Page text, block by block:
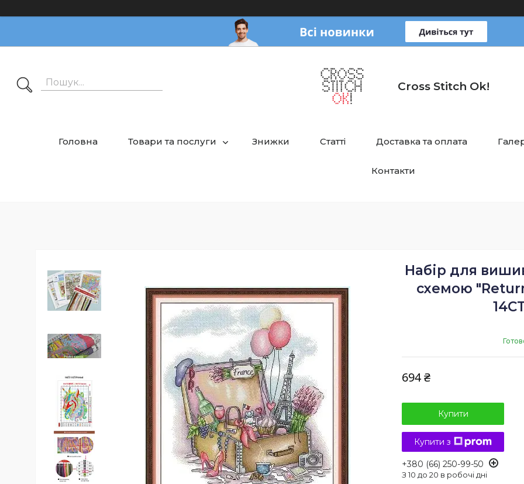
Cross Stitch Ok!
Головна Товари та послуги Знижки Статті Доставка та оплата
Контакти
Набір для
схемою
694 ₴
Купити
Купити з
+380 (66) 250-99-50
З 10 до 20 в робочі дні